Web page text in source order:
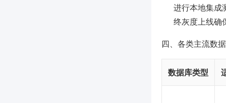
进行本地集成
终灰度上线确
四、各类主流数
数据库类型